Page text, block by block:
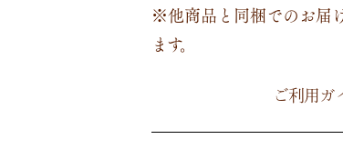
※他商品と同梱でのお届
ます。
ご利用ガ